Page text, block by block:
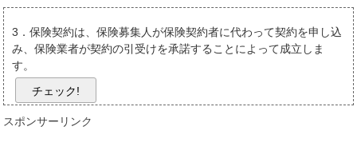
3．保険契約は、保険募集人が保険契約者に代わって契約を申し込
み、保険業者が契約の引受けを承諾することによって成立しま
す。
チェック!
スポンサーリンク